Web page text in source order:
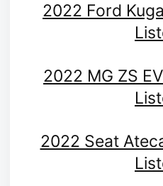
2022 Ford
2022 MG ZS
2022 Seat